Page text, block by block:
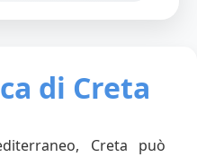
di Creta
Creta può